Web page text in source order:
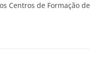
Centros de Formação de